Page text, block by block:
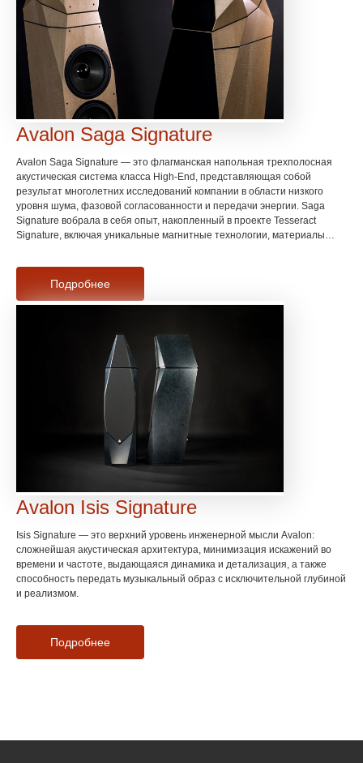
Avalon Saga Signature
Avalon Saga Signature — это флагманская напольная трехполосная
акустическая система класса High-End, представляющая собой
результат многолетних исследований компании в области низкого
уровня шума, фазовой согласованности и передачи энергии. Saga
Signature вобрала в себя опыт, накопленный в проекте Tesseract
Signature, включая уникальные магнитные технологии, материалы
фазоинверторных сетей, что обеспечивает низкий уровень фонового
шума, быстрый отклик на транзиенты и равномерный энергетический
баланс на всей полосе воспроизведения.
Подробнее
Avalon Isis Signature
Isis Signature — это верхний уровень инженерной мысли Avalon:
сложнейшая акустическая архитектура, минимизация искажений во
времени и частоте, выдающаяся динамика и детализация, а также
способность передать музыкальный образ с исключительной глубиной
и реализмом.
Подробнее